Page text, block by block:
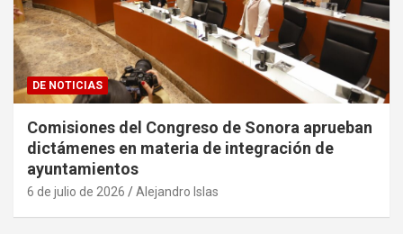
DE NOTICIAS
Comisiones del Congreso de Sonora aprueban
dictámenes en materia de integración de
ayuntamientos
6 de julio de 2026 Alejandro Islas